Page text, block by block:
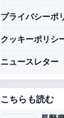
プライバシーポ
クッキーポリシ
ニュースレター
こちらも読む